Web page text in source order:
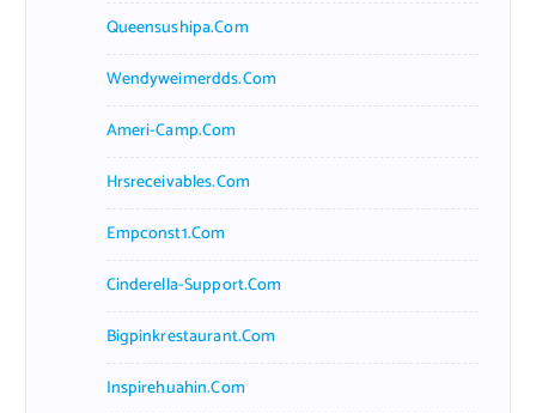
Queensushipa.com
Wendyweimerdds.com
Ameri-Camp.com
Hrsreceivables.com
Empconst1.com
Cinderella-Support.com
Bigpinkrestaurant.com
Inspirehuahin.com